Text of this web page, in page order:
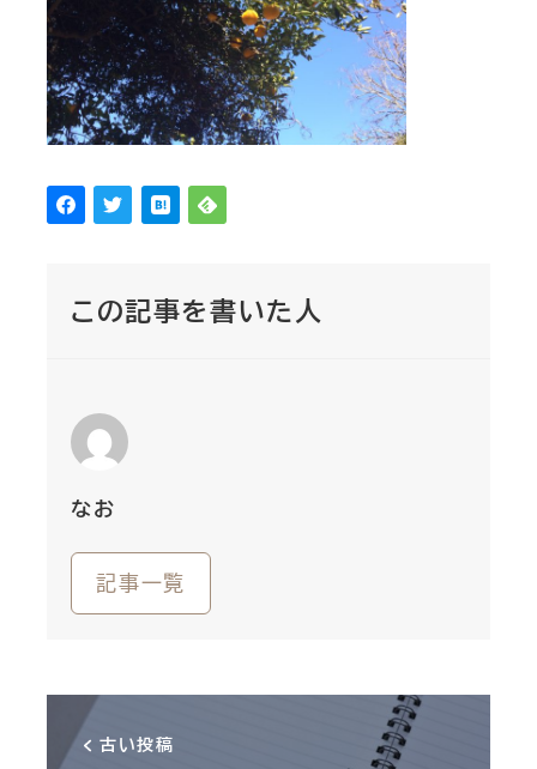
この記事を書いた人
なお
記事一覧
古い投稿